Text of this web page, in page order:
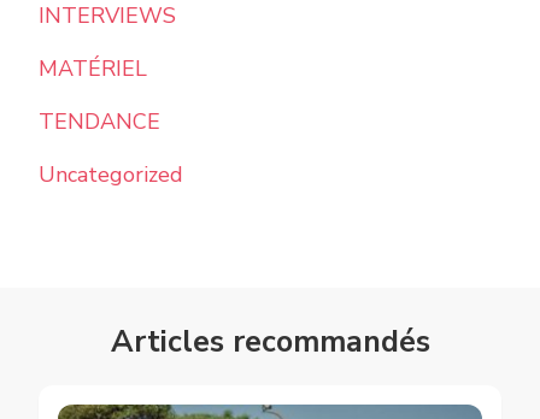
INTERVIEWS
MATÉRIEL
TENDANCE
Uncategorized
Articles recommandés